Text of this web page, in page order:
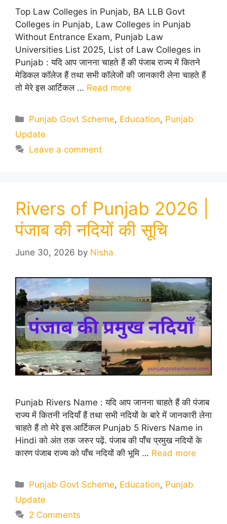
Top Law Colleges in Punjab, BA LLB Govt
Colleges in Punjab, Law Colleges in Punjab
Without Entrance Exam, Punjab Law
Universities List 2025, List of Law Colleges in
Punjab : यदि आप जानना चाहते हैं की पंजाब राज्य में कितने
मेडिकल कॉलेज हैं तथा सभी कॉलेजों की जानकारी लेना चाहते हैं
तो मेरे इस आर्टिकल … Read more
Categories
Punjab Govt Scheme, Education, Punjab
Update
Leave a comment
Rivers of Punjab 2026 |
पंजाब की नदियों की सूचि
June 30, 2026 by Nisha
Punjab Rivers Name : यदि आप जानना चाहते हैं की पंजाब
राज्य में कितनी नदियाँ हैं तथा सभी नदियों के बारे में जानकारी लेना
चाहते हैं तो मेरे इस आर्टिकल Punjab 5 Rivers Name in
Hindi को अंत तक जरुर पढ़ें. पंजाब की पाँच प्रमुख नदियों के
कारण पंजाब राज्य को पाँच नदियों की भूमि … Read more
Categories
Punjab Govt Scheme, Education, Punjab
Update
2 Comments